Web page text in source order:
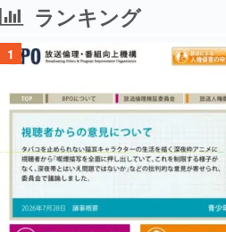
ランキング
1